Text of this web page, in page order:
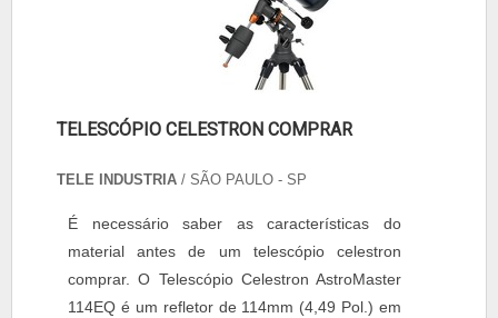
TELESCÓPIO CELESTRON COMPRAR
TELE INDUSTRIA / SÃO PAULO - SP
É necessário saber as características do
material antes de um telescópio celestron
comprar. O Telescópio Celestron AstroMaster
114EQ é um refletor de 114mm (4,49 Pol.) em